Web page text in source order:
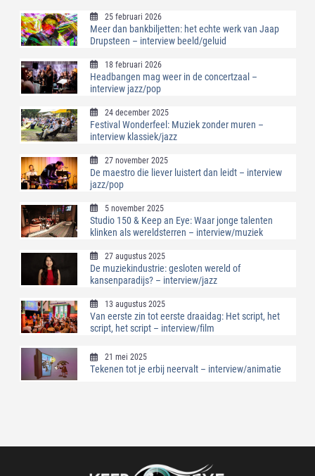
25 februari 2026
Meer dan bankbiljetten: het echte werk van Jaap
Drupsteen – interview beeld/geluid
18 februari 2026
Headbangen mag weer in de concertzaal –
interview jazz/pop
24 december 2025
Festival Wonderfeel: Muziek zonder muren –
interview klassiek/jazz
27 november 2025
De maestro die liever luistert dan leidt – interview
jazz/pop
5 november 2025
Studio 150 & Keep an Eye: Waar jonge talenten
klinken als wereldsterren – interview/muziek
27 augustus 2025
De muziekindustrie: gesloten wereld of
kansenparadijs? – interview/jazz
13 augustus 2025
Van eerste zin tot eerste draaidag: Het script, het
script, het script – interview/film
21 mei 2025
Tekenen tot je erbij neervalt – interview/animatie